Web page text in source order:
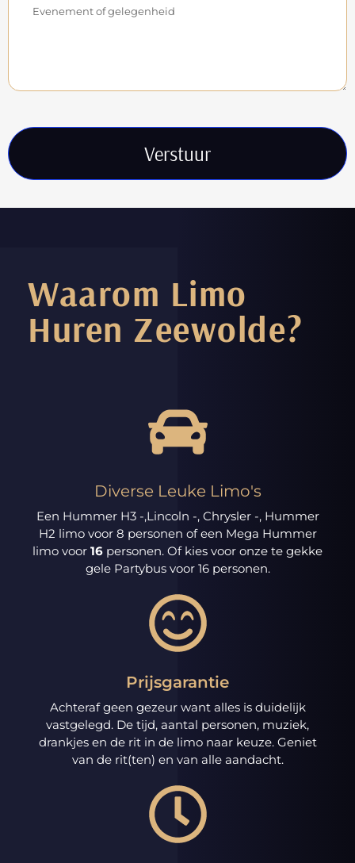
Verstuur
Waarom Limo
Huren Zeewolde?
Diverse Leuke Limo's
Een Hummer H3 -,Lincoln -, Chrysler -, Hummer
H2 limo voor 8 personen of een Mega Hummer
limo voor 16 personen. Of kies voor onze te gekke
gele Partybus voor 16 personen.
Prijsgarantie
Achteraf geen gezeur want alles is duidelijk
vastgelegd. De tijd, aantal personen, muziek,
drankjes en de rit in de limo naar keuze. Geniet
van de rit(ten) en van alle aandacht.